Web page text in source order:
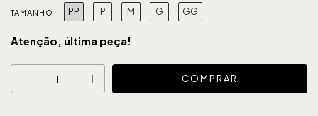
TAMANHO PP P M G GG
Atenção, última peça!